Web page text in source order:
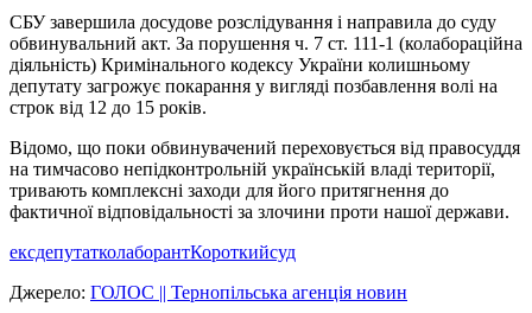
СБУ завершила досудове розслідування і направила до суду
обвинувальний акт. За порушення ч. 7 ст. 111-1 (колабораційна
діяльність) Кримінального кодексу України колишньому
депутату загрожує покарання у вигляді позбавлення волі на
строк від 12 до 15 років.
Відомо, що поки обвинувачений переховується від правосуддя
на тимчасово непідконтрольній українській владі території,
тривають комплексні заходи для його притягнення до
фактичної відповідальності за злочини проти нашої держави.
ексдепутатколаборантКороткийсуд
Джерело: ГОЛОС || Тернопільська агенція новин